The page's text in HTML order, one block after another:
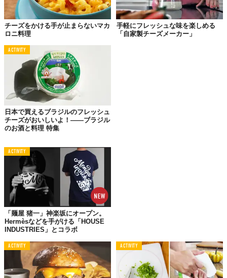
例えばこちらのパスタ。注目して欲しいのは上にかかっているパ
ウダー状のチーズではなく、麺のほう。じつは麺を使う代わりに
すべて野菜を細長くカットしているんです。そうチーズおろし器
を使って。
ズッキーニ1本と大根（100g）をおろし器で削って湯通ししま
す。これをボウルに入れて、オリーブオイル（大さじ1）、おろし
ニンニク（大さじ1/3）、塩コショウを少々。よく混ぜ合わせてお
をふって完成です。
チーズをかける手が止まらないマカ
ロニ料理
手軽にフレッシュな味を楽しめる
「自家製チーズメーカー」
ACTIVITY
日本で買えるブラジルのフレッシュ
チーズがおいしいよ！――ブラジル
のお酒と料理 特集
ACTIVITY
「麺屋 猪一」神楽坂にオープン。
Hermèsなどを手がける「HOUSE
INDUSTRIES」とコラボ
ACTIVITY ACTIVITY